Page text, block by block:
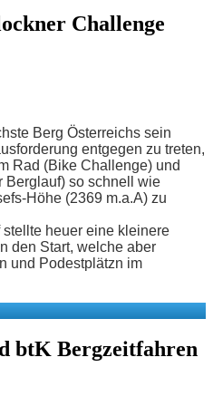
Challenge
Berg Österreichs sein
entgegen zu treten,
Rad (Bike Challenge) und
Berglauf) so schnell wie
Höhe (2369 m.a.A) zu
heuer eine kleinere
den Start, welche aber
und Podestplätzn im
btK Bergzeitfahren